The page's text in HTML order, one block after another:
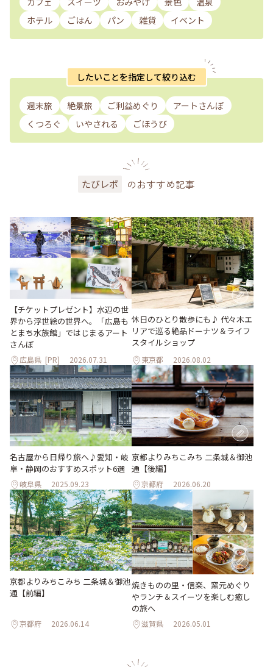
ホテル
ごはん パン 雑貨 イベント
したいことを指定して絞り込む
週末旅 絶景旅 ご利益めぐり
アートさんぽ
くつろぐ
いやされる ごほうび
たびレポ のおすすめ記事
【チケットプレゼント】水辺の世
界から浮世絵の世界へ。「広島も
とまち水族館」ではじまるアート
さんぽ
広島県 [PR] 2026.07.31
休日のひとり散歩にも♪ 代々木エ
リアで巡る絶品ドーナツ＆ライフ
スタイルショップ
東京都 2026.08.02
名古屋から日帰り旅へ♪愛知・岐
阜・静岡のおすすめスポット6選
岐阜県 2025.09.23
京都よりみちこみち 二条城＆御池
通【後編】
京都府 2026.06.20
京都よりみちこみち 二条城＆御池
通【前編】
京都府 2026.06.14
焼きものの里・信楽、窯元めぐり
やランチ＆スイーツを楽しむ癒し
の旅へ
滋賀県 2026.05.01